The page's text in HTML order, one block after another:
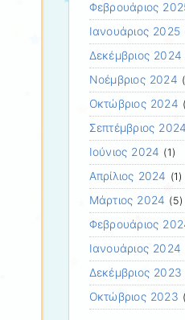
Φεβρουάριος
Ιανουάριος 2025
Δεκέμβριος 2024
Νοέμβριος 2024
Οκτώβριος 2024
Σεπτέμβριος 2024
Ιούνιος 2024 (1)
Απρίλιος 2024 (1)
Μάρτιος 2024 (5)
Φεβρουάριος
Ιανουάριος 2024
Δεκέμβριος 2023
Οκτώβριος 2023